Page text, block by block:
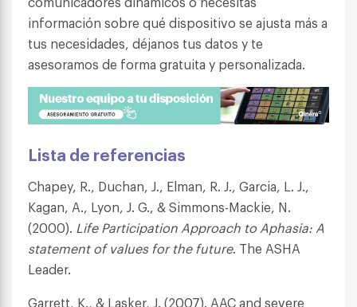
información sobre qué dispositivo se ajusta más a
tus necesidades, déjanos tus datos y te
asesoramos de forma gratuita y personalizada.
Lista de referencias
Chapey, R., Duchan, J., Elman, R. J., Garcia, L. J.,
Kagan, A., Lyon, J. G., & Simmons-Mackie, N.
(2000). Life Participation Approach to Aphasia: A
statement of values for the future. The ASHA
Leader.
Garrett, K., & Lasker, J. (2007). AAC and severe